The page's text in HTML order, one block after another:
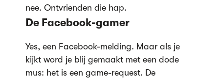
nee. Ontvrienden die hap.
De Facebook-gamer
Yes, een Facebook-melding. Maar als je
kijkt word je blij gemaakt met een dode
mus: het is een game-request. De